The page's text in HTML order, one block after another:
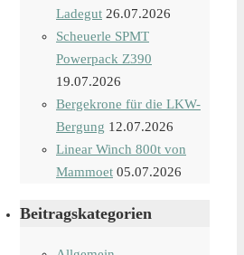
Ladegut 26.07.2026
Scheuerle SPMT
Powerpack Z390
19.07.2026
Bergekrone für die LKW-
Bergung 12.07.2026
Linear Winch 800t von
Mammoet 05.07.2026
Beitragskategorien